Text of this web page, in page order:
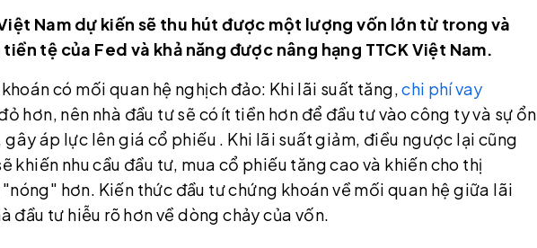
Nam dự kiến sẽ thu hút được một lượng vốn lớn từ trong và
tệ của Fed và khả năng được nâng hạng TTCK Việt Nam.
có mối quan hệ nghịch đảo: Khi lãi suất tăng,chi phí vay
hơn, nên nhà đầu tư sẽ có ít tiền hơn để đầu tư vào công ty và sự ổn
áp lực lên giá cổ phiếu . Khi lãi suất giảm, điều ngược lại cũng
khiến nhu cầu đầu tư, mua cổ phiếu tăng cao và khiến cho thị
hơn. Kiến thức đầu tư chứng khoán về mối quan hệ giữa lãi
đầu tư hiễu rõ hơn về dòng chảy của vốn.